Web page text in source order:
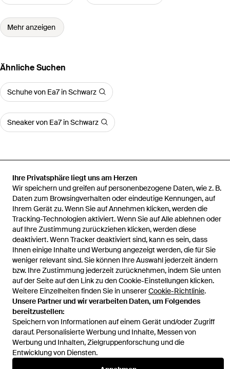
Ihre Privatsphäre liegt uns am Herzen
Wir speichern und greifen auf personenbezogene Daten, wie z. B.
Daten zum Browsingverhalten oder eindeutige Kennungen, auf
Ihrem Gerät zu. Wenn Sie auf Annehmen klicken, werden die
Tracking-Technologien aktiviert. Wenn Sie auf Alle ablehnen oder
auf Ihre Zustimmung zurückziehen klicken, werden diese
deaktiviert. Wenn Tracker deaktiviert sind, kann es sein, dass
Ihnen einige Inhalte und Werbung angezeigt werden, die für Sie
weniger relevant sind. Sie können Ihre Auswahl jederzeit ändern
bzw. Ihre Zustimmung jederzeit zurücknehmen, indem Sie unten
auf der Seite auf den Link zu den Cookie-Einstellungen klicken.
Weitere Einzelheiten finden Sie in unsererCookie-Richtlinie.
Unsere Partner und wir verarbeiten Daten, um Folgendes
bereitzustellen:
Speichern von Informationen auf einem Gerät und/oder Zugriff
darauf. Personalisierte Werbung und Inhalte, Messen von
Werbung und Inhalten, Zielgruppenforschung und die
Entwicklung von Diensten.
Mehr anzeigen
Ähnliche Suchen
Schuhe von Ea7 in Schwarz
Sneaker von Ea7 in Schwarz
Startseite Herren Sneaker EA7 Sneaker
Af13550 Mc513
Hilfe und Informationen